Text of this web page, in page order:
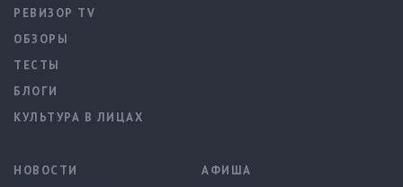
РЕВИЗОР TV
ОБЗОРЫ
ТЕСТЫ
БЛОГИ
КУЛЬТУРА В ЛИЦАХ
НОВОСТИ
АФИША